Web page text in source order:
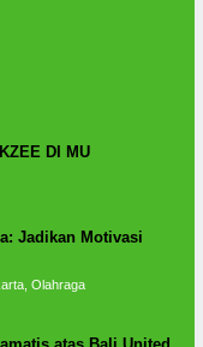
DI MU
Jadikan Motivasi
Olahraga